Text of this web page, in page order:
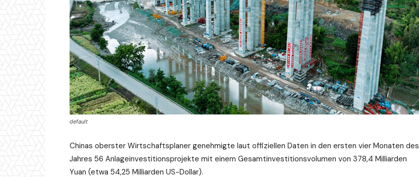
default
Chinas oberster Wirtschaftsplaner genehmigte laut offiziellen Daten in den ersten vier Monaten des
Jahres 56 Anlageinvestitionsprojekte mit einem Gesamtinvestitionsvolumen von 378,4 Milliarden
Yuan (etwa 54,25 Milliarden US-Dollar).